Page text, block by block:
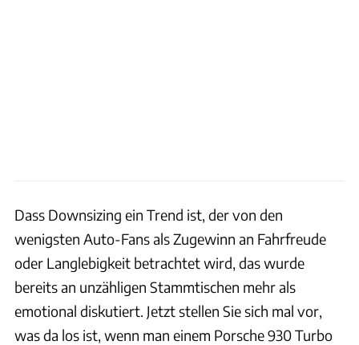
Dass Downsizing ein Trend ist, der von den
wenigsten Auto-Fans als Zugewinn an Fahrfreude
oder Langlebigkeit betrachtet wird, das wurde
bereits an unzähligen Stammtischen mehr als
emotional diskutiert. Jetzt stellen Sie sich mal vor,
was da los ist, wenn man einem Porsche 930 Turbo